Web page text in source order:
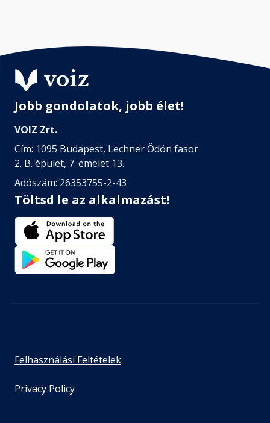
Jobb gondolatok, jobb élet!
VOIZ Zrt.
Cím: 1095 Budapest, Lechner Ödön fasor
2. B. épület, 7. emelet 13.
Adószám: 26353755-2-43
Töltsd le az alkalmazást!
Felhasználási Feltételek
Privacy Policy